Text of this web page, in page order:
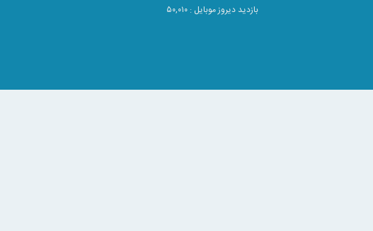
بازدید دیروز موبایل : ۵۰,۰۱۰